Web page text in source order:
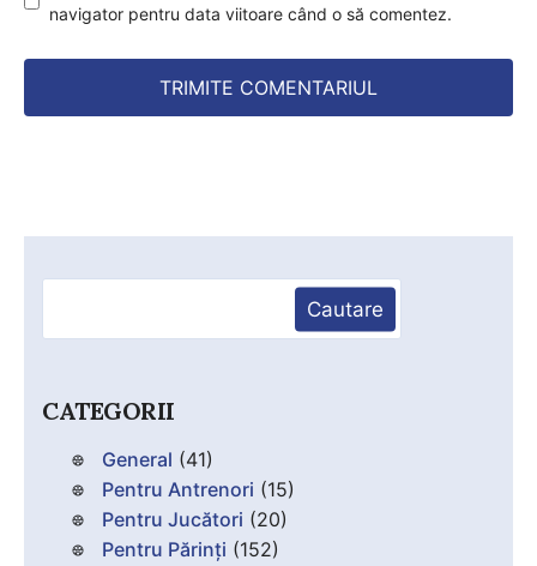
navigator pentru data viitoare când o să comentez.
Cautare
CATEGORII
General (41)
Pentru Antrenori (15)
Pentru Jucători (20)
Pentru Părinți (152)